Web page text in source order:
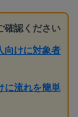
確認ください
向けに対象者
に流れを簡単